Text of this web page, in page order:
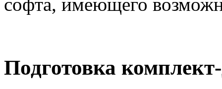
софта, имеющего
Подготовка